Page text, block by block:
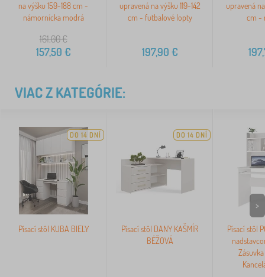
na výšku 159-188 cm -
námornícka modrá
161,00€
157,50 €
upravená na výšku 119-142
cm - futbalové lopty
197,90 €
upravená na
cm -
VIAC Z KATEGÓRIE:
DO 14 DNÍ
Písací stôl KUBA BIELY
DO 14 DNÍ
Písací stôl DANY KAŠMÍR
BÉŽOVÁ
Písací stôl
>